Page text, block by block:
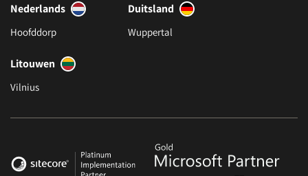
Nederlands
Hoofddorp
Duitsland
Wuppertal
Litouwen
Vilnius